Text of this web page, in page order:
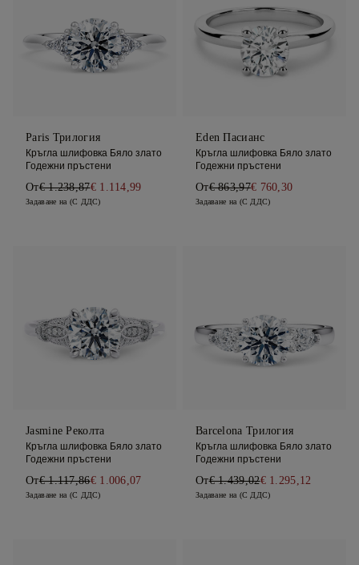
Paris Трилогия
Кръгла шлифовка Бяло злато
Годежни пръстени
От€ 1.238,87€ 1.114,99
Задаване на (С ДДС)
Eden Пасианс
Кръгла шлифовка Бяло злато
Годежни пръстени
От€ 863,97€ 760,30
Задаване на (С ДДС)
Jasmine Реколта
Кръгла шлифовка Бяло злато
Годежни пръстени
От€ 1.117,86€ 1.006,07
Задаване на (С ДДС)
Barcelona Трилогия
Кръгла шлифовка Бяло злато
Годежни пръстени
От€ 1.439,02€ 1.295,12
Задаване на (С ДДС)